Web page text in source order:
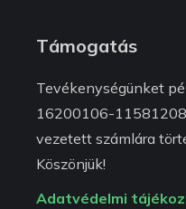
Támogatás
Tevékenységünket
16200106-
vezetett számlára
Köszönjük!
Adatvédelmi